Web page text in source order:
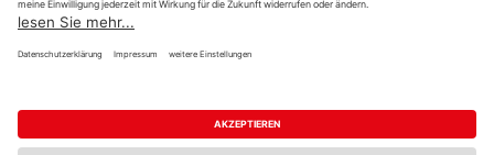
*Bonität vorausgesetzt
Impressum Datenschutz AGB
Barrierefreiheitserklärung
Vertrag widerrufen